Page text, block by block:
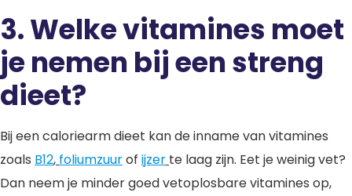
3. Welke vitamines moet
je nemen bij een streng
dieet?
Bij een caloriearm dieet kan de inname van vitamines
zoals B12, foliumzuurof ijzer te laag zijn. Eet je weinig vet?
Dan neem je minder goed vetoplosbare vitamines op,